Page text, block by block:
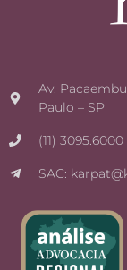
Av.
Paulo – SP
(11) 3095.6000
SAC: